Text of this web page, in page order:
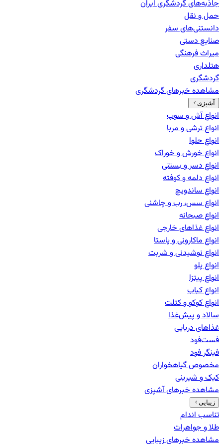
جاذبه‌های گردشگری ایران
حمل و نقل
دانستنی‌های سفر
صنایع دستی
میراث فرهنگی
هتلداری
گردشگری
مشاهده خبرهایگردشگری
آشپزی
انواع آش و سوپ
انواع ترشی و مربا
انواع حلوا
انواع خورش و خوراک
انواع دسر و بستنی
انواع دلمه و کوفته
انواع ساندویچ
انواع سس، رب و چاشنی
انواع صبحانه
انواع غذاهای خارجی
انواع ماکارونی و پاستا
انواع نوشیدنی و شربت
انواع پلو
انواع پیتزا
انواع کباب
انواع کوکو و کتلت
سالاد و پیش‌غذا
غذاهای دریایی
فست‌فود
فینگر فود
مخصوص گیاهخواران
کیک و شیرینی
مشاهده خبرهایآشپزی
زیبایی
تناسب اندام
طلا و جواهرات
مشاهده خبرهایزیبایی